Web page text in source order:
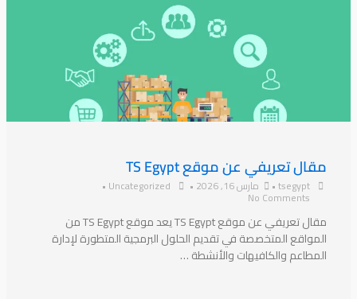
مقال تعريفي عن موقع TS Egypt
tsegypt
• مارس 16, 2026 •
Uncategorized
•
No Comments
مقال تعريفي عن موقع TS Egypt يعد موقع TS Egypt من
المواقع المتخصصة في تقديم الحلول البرمجية المتطورة لإدارة
المطاعم والكافيهات والأنشطة …